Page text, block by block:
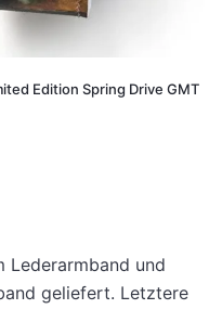
Edition Spring Drive GMT
Lederarmband und
geliefert. Letztere